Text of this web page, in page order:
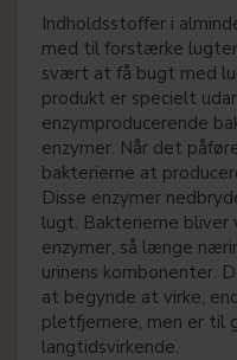
Indholdsstoffer i
med til forstærke
svært at få bugt med
produkt er specielt
enzymproducerende
enzymer. Når det
bakterierne at
Disse enzymer
lugt. Bakterierne bliver
enzymer, så længe
urinens kombonenter.
at begynde at virke,
pletfjernere, men er til
langtidsvirkende.